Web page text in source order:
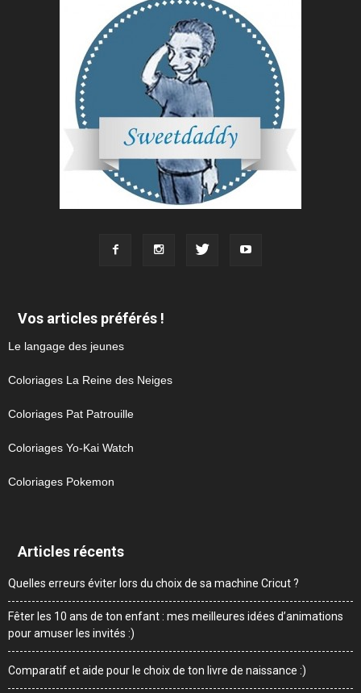
Vos articles préférés !
Le langage des jeunes
Coloriages La Reine des Neiges
Coloriages Pat Patrouille
Coloriages Yo-Kai Watch
Coloriages Pokemon
Articles récents
Quelles erreurs éviter lors du choix de sa machine Cricut ?
Fêter les 10 ans de ton enfant : mes meilleures idées d’animations
pour amuser les invités :)
Comparatif et aide pour le choix de ton livre de naissance :)